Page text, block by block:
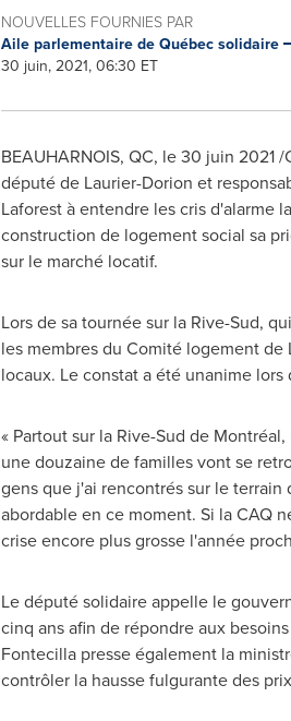
NOUVELLES FOURNIES PAR
Aile parlementaire de Québec solidaire
30 juin, 2021, 06:30 ET
BEAUHARNOIS, QC, le 30 juin 2021/
député de Laurier-Dorion et
Laforest à entendre les cris d'alarme
construction de logement social sa
sur le marché locatif.
Lors desa tournée sur la Rive-Sud,
les membres du Comité logement de
locaux. Le constat a été unanime
« Partout sur la Rive-Sud de
une douzaine de familles vont se
gens que j'ai rencontrés sur le
abordable en ce moment. Si la CAQ
crise encore plus grosse l'année
Le député solidaire appelle le
cinq ans afin de répondre aux
Fontecilla presse également la
contrôler la hausse fulgurante des